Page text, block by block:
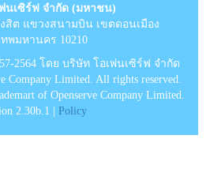
นเซิร์ฟ จำกัด (มหาชน)
สิต แขวงสนามบิน เขตดอนเมือง
ทพมหานคร 10210
2564 โดย บริษัท โอเพ่นเซิร์ฟ จำกัด
Company Limited. All rights reserved.
of Openserve Company Limited.
2.30b.1 |
Policy